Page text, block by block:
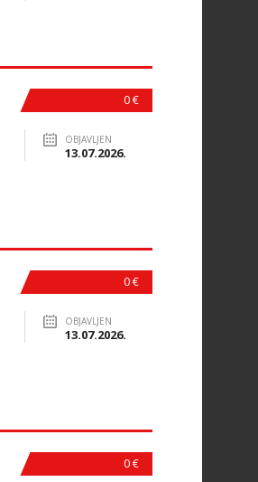
0 €
OBJAVLJEN
13.07.2026.
0 €
OBJAVLJEN
13.07.2026.
0 €